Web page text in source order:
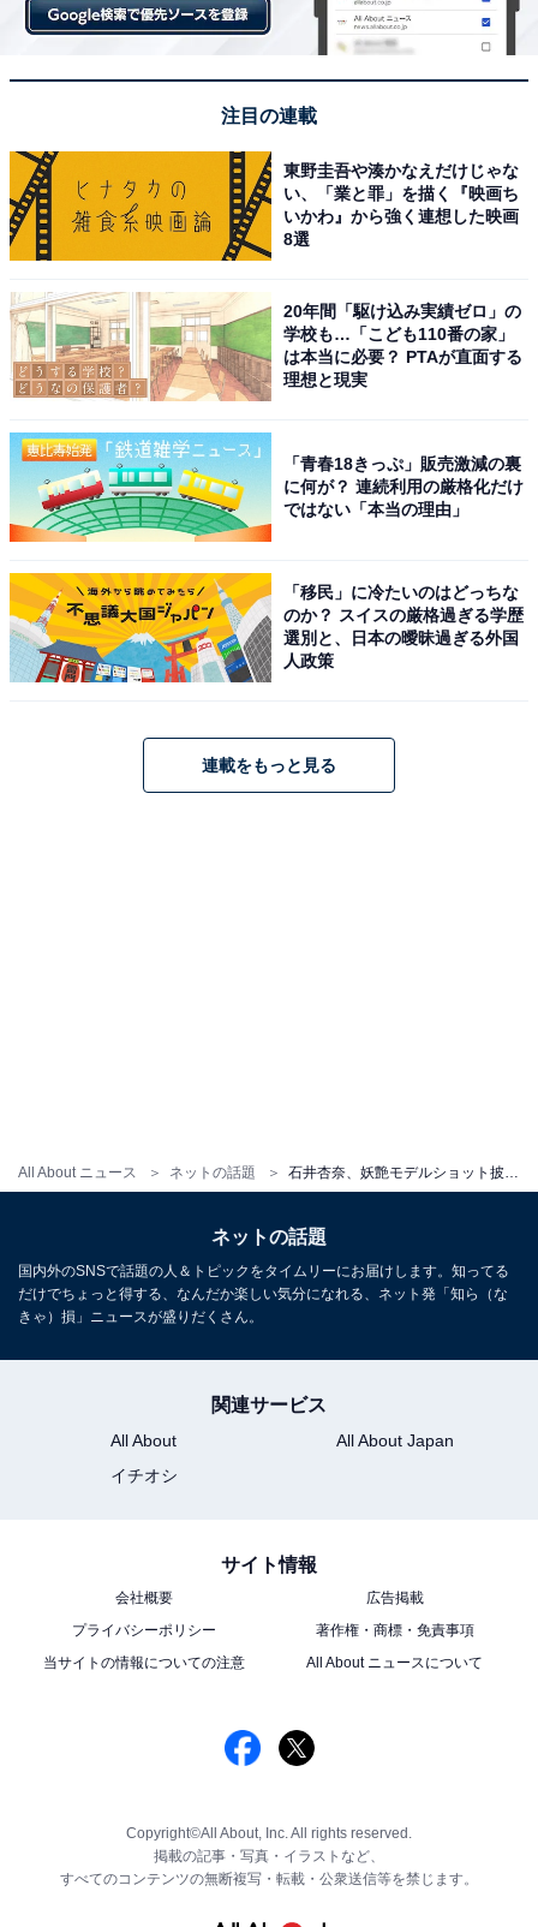
All About ニュース ネットの話題
注目の連載
東野圭吾や湊かなえだけじゃな
い、「業と罪」を描く『映画ち
いかわ』から強く連想した映画
8選
20年間「駆け込み実績ゼロ」の
学校も…「こども110番の家」
は本当に必要？ PTAが直面する
理想と現実
「青春18きっぷ」販売激減の裏
に何が？ 連続利用の厳格化だけ
ではない「本当の理由」
「移民」に冷たいのはどっちな
のか？ スイスの厳格過ぎる学歴
選別と、日本の曖昧過ぎる外国
人政策
連載をもっと見る
ネットの話題
国内外のSNSで話題の人＆トピックをタイムリーにお届けします。知ってる
だけでちょっと得する、なんだか楽しい気分になれる、ネット発「知ら（な
きゃ）損」ニュースが盛りだくさん。
関連サービス
All About
All About Japan
イチオシ
サイト情報
会社概要
広告掲載
プライバシーポリシー
著作権・商標・免責事項
当サイトの情報についての注意
All About ニュースについて
Copyright©All About, Inc. All rights reserved.
掲載の記事・写真・イラストなど、
すべてのコンテンツの無断複写・転載・公衆送信等を禁じます。